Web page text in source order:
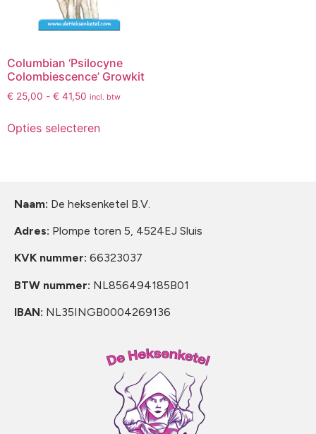
Columbian ‘Psilocyne
Colombiescence’ Growkit
€ 25,00 - € 41,50 incl. btw
Opties selecteren
Naam: De heksenketel B.V.
Adres: Plompe toren 5, 4524EJ Sluis
KVK nummer: 66323037
BTW nummer: NL856494185B01
IBAN: NL35INGB0004269136